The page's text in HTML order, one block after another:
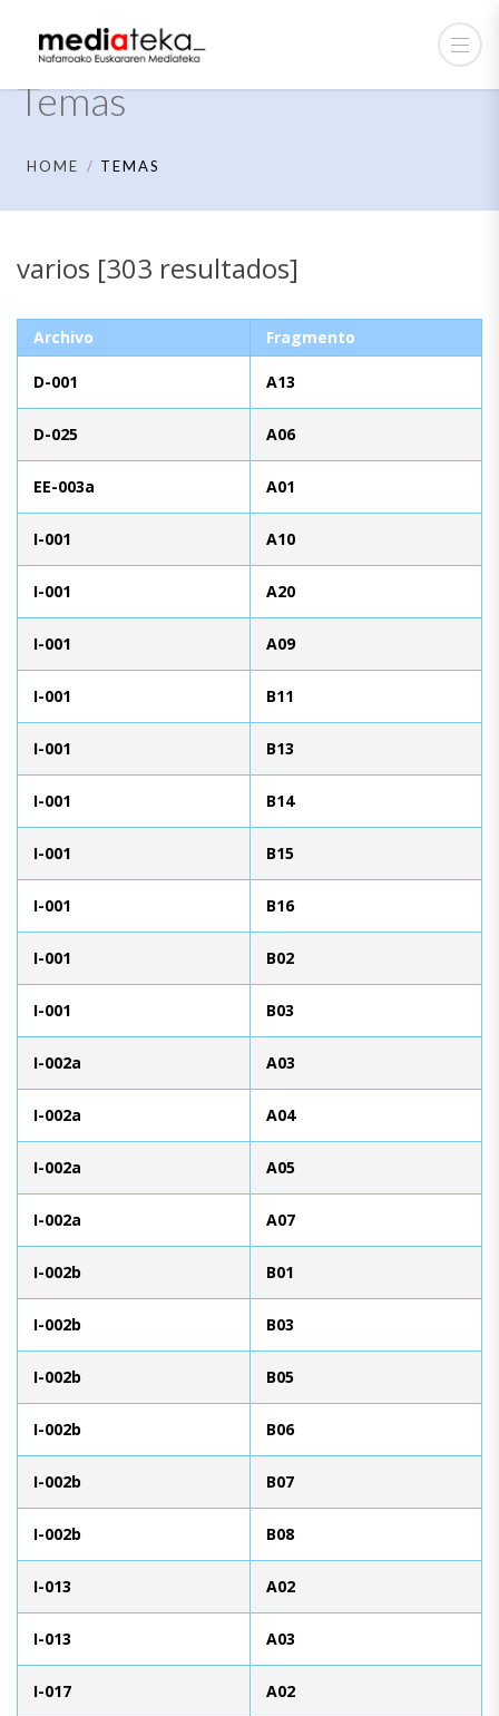
Temas
HOME TEMAS
varios [303 resultados]
Archivo Fragmento
D-001 A13
D-025 A06
EE-003a A01
I-001 A10
I-001 A20
I-001 A09
I-001 B11
I-001 B13
I-001 B14
I-001 B15
I-001 B16
I-001 B02
I-001 B03
I-002a A03
I-002a A04
I-002a A05
I-002a A07
I-002b B01
I-002b B03
I-002b B05
I-002b B06
I-002b B07
I-002b B08
I-013 A02
I-013 A03
I-017 A02